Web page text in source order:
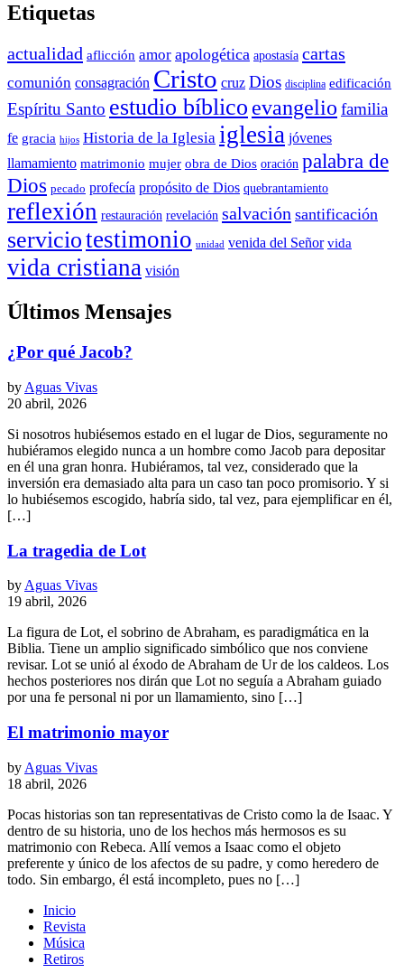
Etiquetas
actualidad aflicción amor apologética apostasía cartas
comunión consagración Cristo cruz Dios disciplina edificación
Espíritu Santo estudio bíblico evangelio familia
fe gracia hijos Historia de la Iglesia iglesia jóvenes
llamamiento matrimonio mujer obra de Dios oración palabra de
Dios pecado profecía propósito de Dios quebrantamiento
reflexión restauración revelación salvación santificación
serviciotestimonio unidad venida del Señor vida
vida cristiana visión
Últimos Mensajes
¿Por qué Jacob?
by Aguas Vivas
20 abril, 2026
Si nosotros hubiésemos estado en el lugar de Dios, seguramente no
hubiéramos elegido nunca a un hombre como Jacob para depositar
en él una gran honra. Hubiéramos, tal vez, considerado que la
inversión era demasiado alta para un caso tan poco promisorio. Y si
lo hubiésemos escogido, habría sido, tal vez, para ejemplificar en él,
[…]
La tragedia de Lot
by Aguas Vivas
19 abril, 2026
La figura de Lot, el sobrino de Abraham, es paradigmática en la
Biblia. Tiene un amplio significado simbólico que nos conviene
revisar. Lot se unió al éxodo de Abraham de Ur de los caldeos. Los
hechos posteriores nos dirán que Lot no seguía a Abraham guiado
por una fe personal ni por un llamamiento, sino […]
El matrimonio mayor
by Aguas Vivas
18 abril, 2026
Pocas historias son tan representativas de Cristo como la de Isaac. Y
dentro de su historia, uno de los hechos más hermosos es su
matrimonio con Rebeca. Allí vemos a Isaac como el objeto
preferente y único de los afectos de su padre, y como heredero de
todo. Sin embargo, él está incompleto, pues no […]
Inicio
Revista
Música
Retiros